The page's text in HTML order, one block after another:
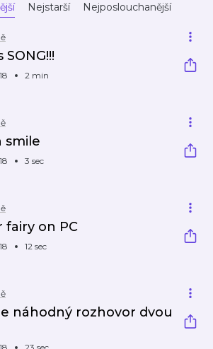
Nejstarší Nejposlouchanější
SONG!!!
2 min
smile
3 sec
fairy on PC
12 sec
náhodný rozhovor dvou